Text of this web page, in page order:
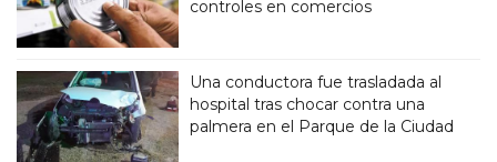
controles en comercios
Una conductora fue trasladada al
hospital tras chocar contra una
palmera en el Parque de la Ciudad